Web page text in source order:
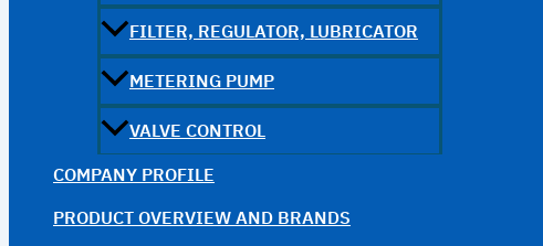
FILTER, REGULATOR, LUBRICATOR
METERING PUMP
VALVE CONTROL
COMPANY PROFILE
PRODUCT OVERVIEW AND BRANDS